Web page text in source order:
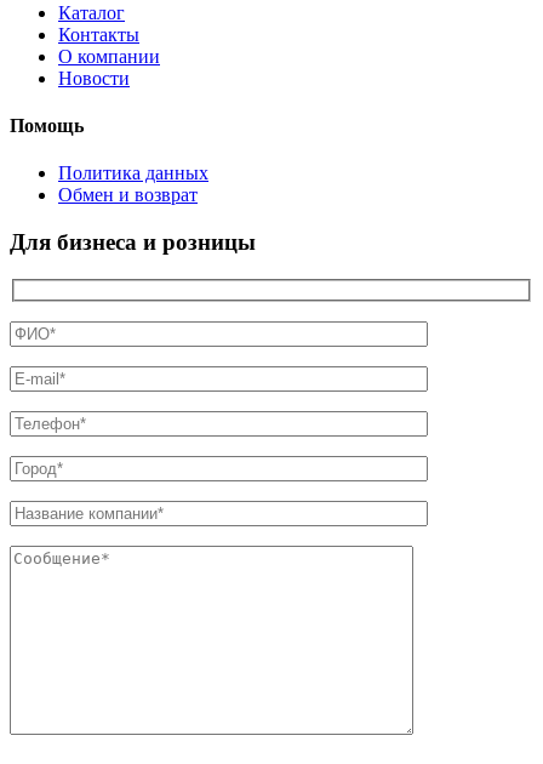
Каталог
Контакты
О компании
Новости
Помощь
Политика данных
Обмен и возврат
Для бизнеса и розницы